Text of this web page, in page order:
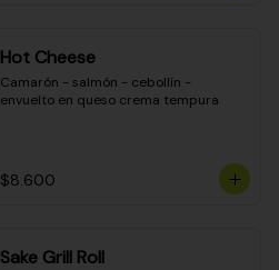
Hot Cheese
Camarón - salmón - cebollín -
envuelto en queso crema tempura
$8.600
Sake Grill Roll